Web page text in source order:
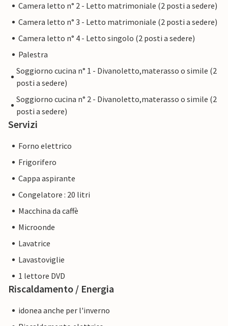
Camera letto n° 2 - Letto matrimoniale (2 posti a sedere)
Camera letto n° 3 - Letto matrimoniale (2 posti a sedere)
Camera letto n° 4 - Letto singolo (2 posti a sedere)
Palestra
Soggiorno cucina n° 1 - Divanoletto,materasso o simile (2
posti a sedere)
Soggiorno cucina n° 2 - Divanoletto,materasso o simile (2
posti a sedere)
Servizi
Forno elettrico
Frigorifero
Cappa aspirante
Congelatore : 20 litri
Macchina da caffè
Microonde
Lavatrice
Lavastoviglie
1 lettore DVD
Riscaldamento / Energia
idonea anche per l'inverno